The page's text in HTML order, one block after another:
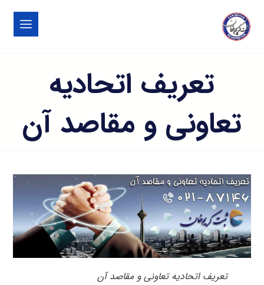
تعریف اتحادیه
تعاونی و مقاصد آن
تعریف اتحادیه تعاونی و مقاصد آن